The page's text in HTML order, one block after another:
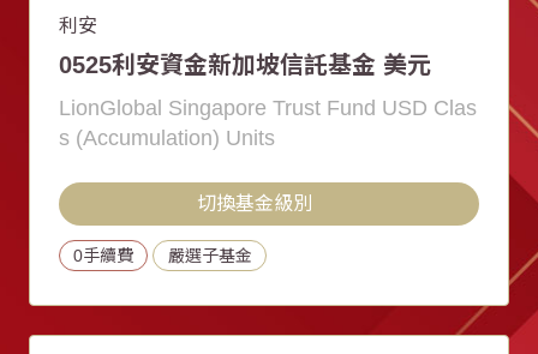
利安
0525利安資金新加坡信託基金 美元
LionGlobal Singapore Trust Fund USD Clas
s (Accumulation) Units
切換基金級別
0手續費 嚴選子基金